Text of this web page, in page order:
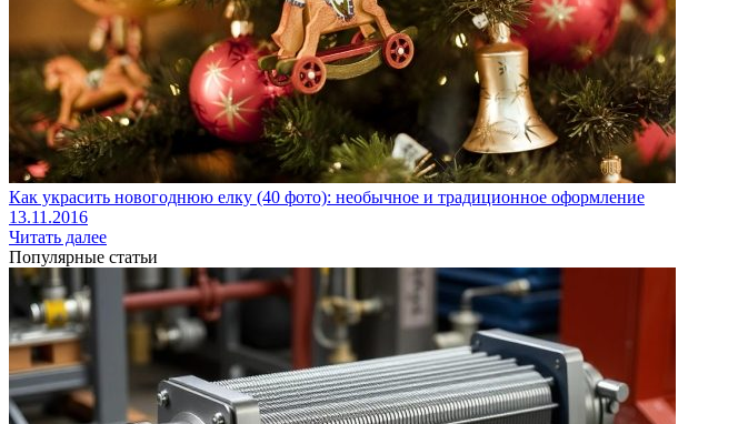
Как украсить новогоднюю елку (40 фото): необычное и традиционное оформление
13.11.2016
Читать далее
Популярные статьи